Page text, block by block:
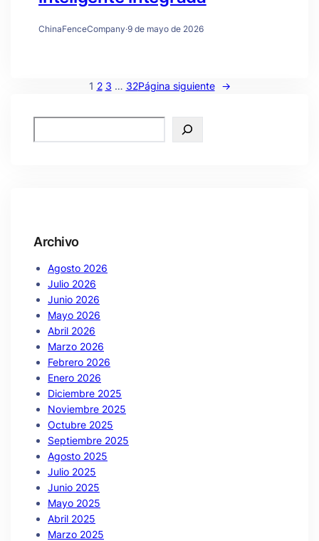
ChinaFenceCompany·9 de mayo de 2026
1 2 3 … 32Página siguiente →
Archivo
Agosto 2026
Julio 2026
Junio 2026
Mayo 2026
Abril 2026
Marzo 2026
Febrero 2026
Enero 2026
Diciembre 2025
Noviembre 2025
Octubre 2025
Septiembre 2025
Agosto 2025
Julio 2025
Junio 2025
Mayo 2025
Abril 2025
Marzo 2025